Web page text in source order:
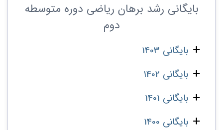
بایگانی رشد برهان ریاضی دوره‌ متوسطه
دوم
بایگانی 1403
بایگانی 1402
بایگانی 1401
بایگانی 1400